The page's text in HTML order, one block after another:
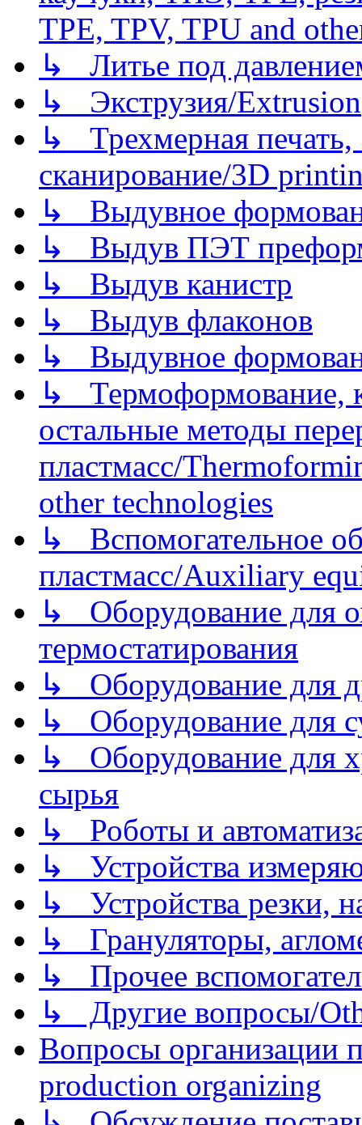
TPE, TPV, TPU and
↳ Литье под
↳ Экструзия/Extrusion
↳ Трехмерная
сканирование/3D
↳ Выдувное
↳ Выдув ПЭТ
↳ Выдув канистр
↳ Выдув флаконов
↳ Выдувное
↳ Термоформование,
остальные методы
пластмасс/
other technologies
↳ Вспомогательное
пластмасс/Auxiliary
↳ Оборудование для
термостатирования
↳ Оборудование для
↳ Оборудование для
↳ Оборудование для
сырья
↳ Роботы и
↳ Устройства
↳ Устройства резки,
↳ Грануляторы,
↳ Прочее
↳ Другие вопросы/
Вопросы организации
production organizing